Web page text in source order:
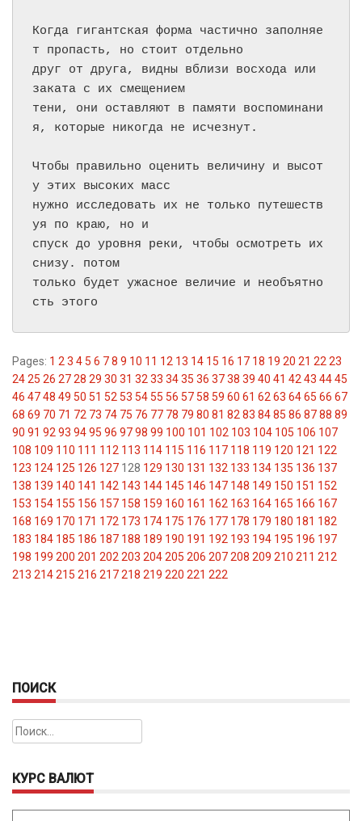
Когда гигантская форма частично заполняе
т пропасть, но стоит отдельно
друг от друга, видны вблизи восхода или
заката с их смещением
тени, они оставляют в памяти воспоминани
я, которые никогда не исчезнут.
Чтобы правильно оценить величину и высот
у этих высоких масс
нужно исследовать их не только путешеств
уя по краю, но и
спуск до уровня реки, чтобы осмотреть их
снизу. потом
только будет ужасное величие и необъятно
сть этого
Pages: 1 2 3 4 5 6 78 9 10 11 12 13 14 15 16 17 18 19 20 21 22 23
2425 26 2728 29 30 31 32 33 3435 36 3738 39 40 41 42 43 4445
46 4748 49 50 51 52 53 54 55 56 57 58 59 60 61 62 63 6465 66 67
68 69 70 71 72 73 74 75 76 77 78 79 80 81 82 83 8485 86 8788 89
90 91 92 93 9495 96 9798 99 100 101 102 103 104 105 106 107
108 109 110 111 112 113 114 115 116 117 118 119 120 121 122
123 124 125 126 127 128 129 130 131 132 133 134 135 136 137
138 139 140 141 142 143 144 145 146 147 148 149 150 151 152
153 154 155 156 157 158 159 160 161 162 163 164 165 166 167
168 169 170 171 172 173 174 175 176 177 178 179 180 181 182
183 184 185 186 187 188 189 190 191 192 193 194 195 196 197
198 199 200 201 202 203 204205 206 207208 209 210 211 212
213 214215 216 217218 219 220 221 222
ПОИСК
Найти:
КУРС ВАЛЮТ